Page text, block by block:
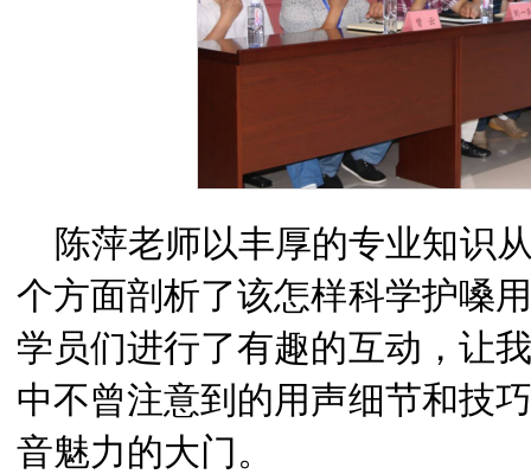
陈萍老师以丰厚的专业知识
个方面剖析了该怎样科学护嗓
学员们进行了有趣的互动，让
中不曾注意到的用声细节和技
音魅力的大门。